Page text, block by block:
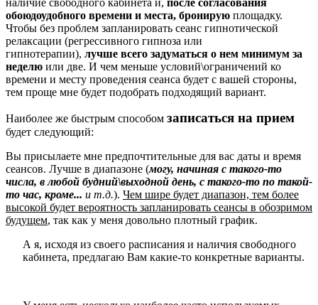
наличие свободного кабинета и, после согласования
обоюдоудобного времени и места, бронирую площадку.
Чтобы без проблем запланировать сеанс гипнотической
релаксации (регрессивного гипноза или
гипнотерапии), лучше всего задуматься о нем минимум за
неделю или две. И чем меньше условий\ограничений ко
времени и месту проведения сеанса будет с вашей стороны,
тем проще мне будет подобрать подходящий вариант.
Наиболее же быстрым способом записаться на прием
будет следующий:
Вы присылаете мне предпочтительные для вас даты и время
сеансов. Лучше в диапазоне (могу, начиная с такого-то
числа, в любой будний\выходной день, с такого-то по такой-
то час, кроме... и т.д.). Чем шире будет диапазон, тем более
высокой будет вероятность запланировать сеансы в обозримом
будущем, так как у меня довольно плотный график.
А я, исходя из своего расписания и наличия свободного
кабинета, предлагаю Вам какие-то конкретные варианты.